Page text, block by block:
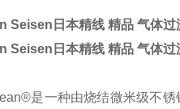
Seisen日本精线 精品 气体过
Seisen日本精线 精品 气体过
是一种由烧结微米级不锈